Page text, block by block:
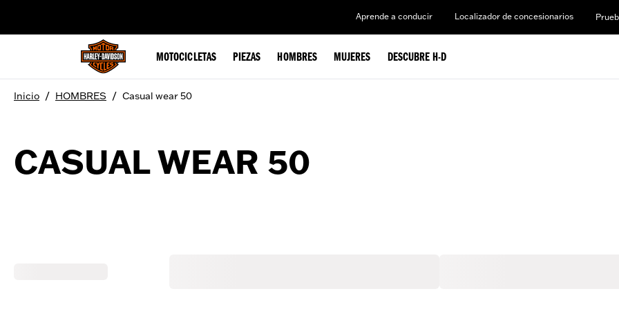
Aprende a conducir Localizador de concesionarios
MOTOCICLETAS PIEZAS HOMBRES MUJERES DESCUBRE H-D
Inicio / HOMBRES / Casual wear 50
CASUAL WEAR 50